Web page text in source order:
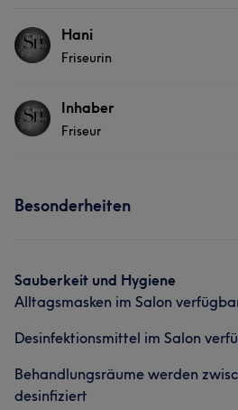
Hani
Friseurin
Info
Friseurin
Inhaber
Friseur
Was unsere Kunden über Inhaber
Kompetent
Herzlich 9
Besonderheiten
Sauberkeit und Hygiene
Alltagsmasken im Salon
Desinfektionsmittel im Salon
Behandlungsräume werden
desinfiziert